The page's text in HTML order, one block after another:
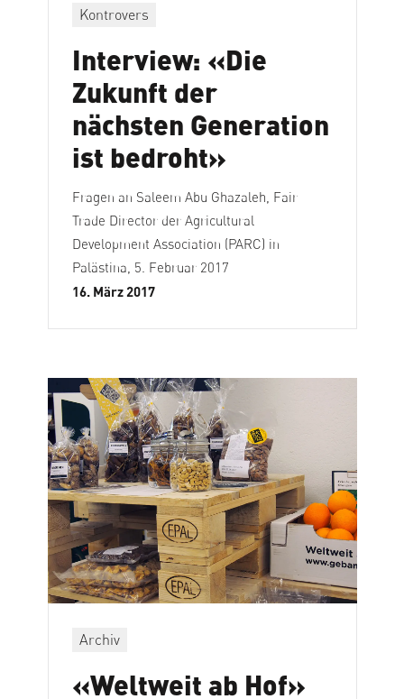
Kontrovers
Interview: «Die
Zukunft der
nächsten Generation
ist bedroht»
Fragen an Saleem Abu Ghazaleh, Fair
Trade Director der Agricultural
Development Association (PARC) in
Palästina, 5. Februar 2017
16. März 2017
Archiv
«Weltweit ab Hof»